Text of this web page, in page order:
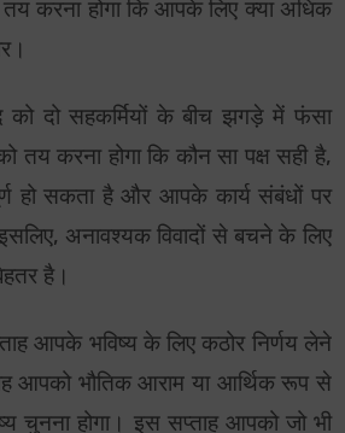
करना होगा कि आपके लिए क्या अधिक
दो सहकर्मियों के बीच झगड़े में फंसा
करना होगा कि कौन सा पक्ष सही है,
हो सकता है और आपके कार्य संबंधों पर
अनावश्यक विवादों से बचने के लिए
है।
आपके भविष्य के लिए कठोर निर्णय लेने
आपको भौतिक आराम या आर्थिक रूप से
चुनना होगा। इस सप्ताह आपको जो भी